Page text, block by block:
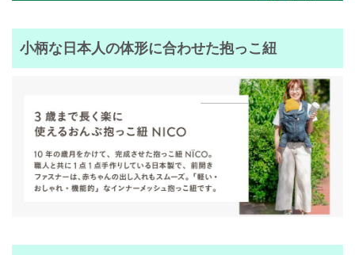
小柄な日本人の体形に合わせた抱っこ紐